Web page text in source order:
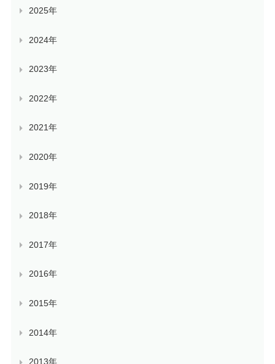
2025年
2024年
2023年
2022年
2021年
2020年
2019年
2018年
2017年
2016年
2015年
2014年
2013年